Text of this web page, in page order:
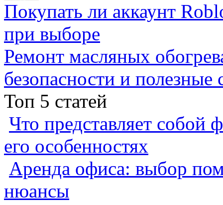
Покупать ли аккаунт
при выборе
Ремонт масляных
безопасности и полезные
Топ 5 статей
Что представляет собой
его особенностях
Аренда офиса: выбор
нюансы